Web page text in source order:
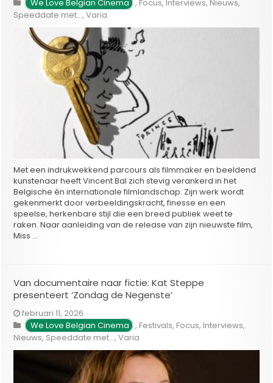
We Love Belgian Cinema , Focus, Interviews, Nieuws,
Speeddate met...,Varia
Met een indrukwekkend parcours als filmmaker en beeldend
kunstenaar heeft Vincent Bal zich stevig verankerd in het
Belgische én internationale filmlandschap. Zijn werk wordt
gekenmerkt door verbeeldingskracht, finesse en een
speelse, herkenbare stijl die een breed publiek weet te
raken. Naar aanleiding van de release van zijn nieuwste film,
Miss …
Van documentaire naar fictie: Kat Steppe
presenteert ‘Zondag de Negenste’
februari 11, 2026
We Love Belgian Cinema , Festivals, Focus, Interviews,
Nieuws, Speeddate met...,Varia